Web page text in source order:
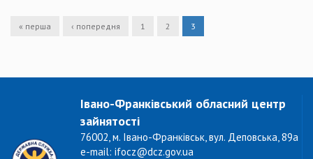
« перша ‹ попередня 1 2 3
Івано-Франківський обласний центр
зайнятості
76002, м. Івано-Франківськ, вул. Деповська, 89а
e-mail: ifocz@dcz.gov.ua